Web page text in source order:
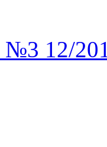
№3 12/